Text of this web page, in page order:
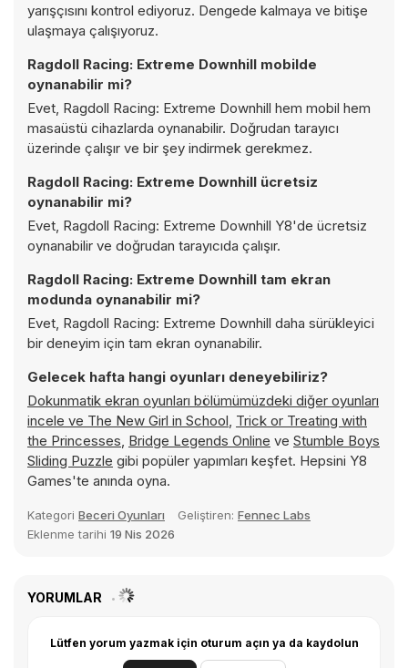
yarışçısını kontrol ediyoruz. Dengede kalmaya ve bitişe
ulaşmaya çalışıyoruz.
Ragdoll Racing: Extreme Downhill mobilde
oynanabilir mi?
Evet, Ragdoll Racing: Extreme Downhill hem mobil hem
masaüstü cihazlarda oynanabilir. Doğrudan tarayıcı
üzerinde çalışır ve bir şey indirmek gerekmez.
Ragdoll Racing: Extreme Downhill ücretsiz
oynanabilir mi?
Evet, Ragdoll Racing: Extreme Downhill Y8'de ücretsiz
oynanabilir ve doğrudan tarayıcıda çalışır.
Ragdoll Racing: Extreme Downhill tam ekran
modunda oynanabilir mi?
Evet, Ragdoll Racing: Extreme Downhill daha sürükleyici
bir deneyim için tam ekran oynanabilir.
Gelecek hafta hangi oyunları deneyebiliriz?
Dokunmatik ekran oyunları bölümümüzdeki diğer oyunları
incele ve The New Girl in School, Trick or Treating with
the Princesses, Bridge Legends Online ve Stumble Boys
Sliding Puzzle gibi popüler yapımları keşfet. Hepsini Y8
Games'te anında oyna.
Kategori Beceri Oyunları Geliştiren: Fennec Labs
Eklenme tarihi 19 Nis 2026
YORUMLAR
Lütfen yorum yazmak için oturum açın ya da kaydolun